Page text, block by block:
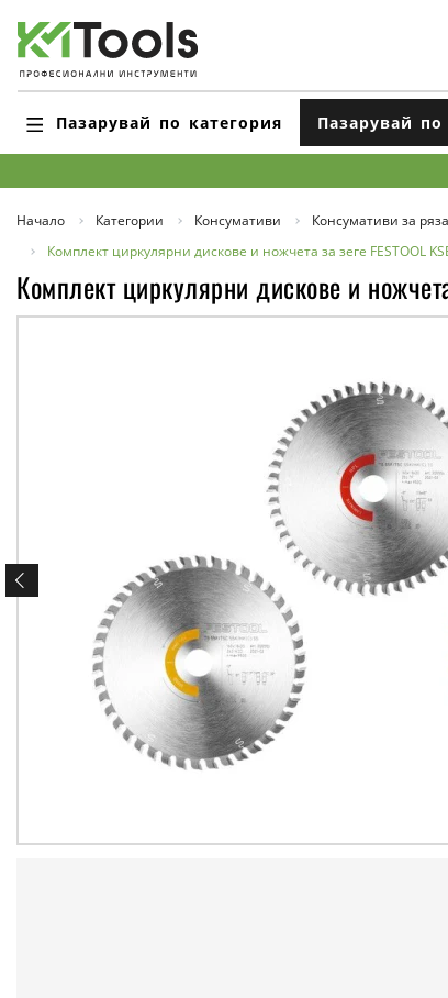
Пазарувай по категория Пазарувай
Начало Категории Консумативи Консумативи за
Комплект циркулярни дискове и ножчета за зеге FESTOOL
Комплект циркулярни дискове и